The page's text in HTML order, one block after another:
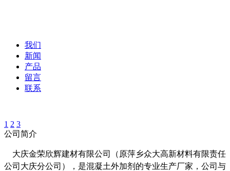
我们
新闻
产品
留言
联系
1 2 3
公司简介
大庆金荣欣辉建材有限公司（原萍乡众大高新材料有限责任
公司大庆分公司），是混凝土外加剂的专业生产厂家，公司与